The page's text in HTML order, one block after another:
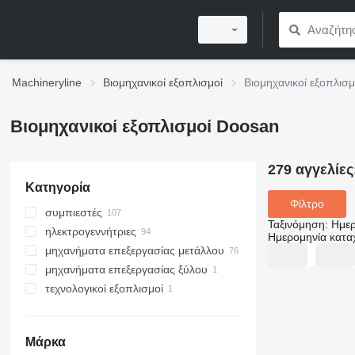
Machineryline Βιομηχανικοί εξοπλισμοί Βιομηχανικοί
Βιομηχανικοί εξοπλισμοί Doosan
Κατηγορία
συμπιεστές
αεροσυμπιεστές τροχήλατος
σταθεροί συμπιεστές
φορητοί συμπιεστές
ηλεκτρογεννήτριες
γεννήτριες ντίζελ
πύργοι φωτισμού
άλλα γεννήτριες
μηχανήματα επεξεργασίας μετάλλου
τόρνοι επεξεργασίας μετάλλου
κέντρα κατεργασίας
μηχανήματα επεξεργασίας ξύλου
κέντρα κατεργασίας για ξύλο
τεχνολογικοί εξοπλισμοί
Μάρκα
279
Φίλτρο
Ταξινόμηση:
Ημερομηνία